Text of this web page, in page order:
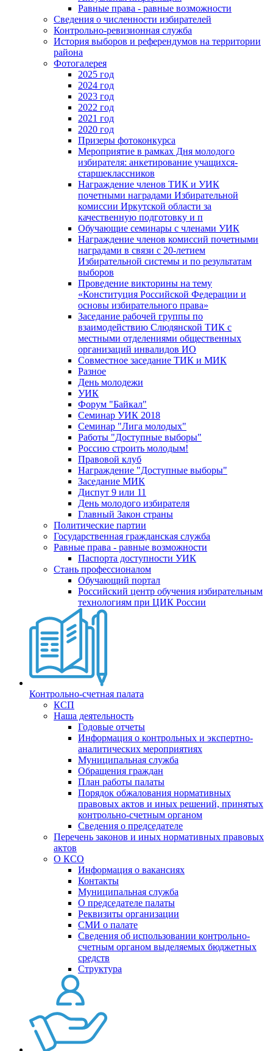
Равные права - равные возможности
Сведения о численности избирателей
Контрольно-ревизионная служба
История выборов и референдумов на территории
района
Фотогалерея
2025 год
2024 год
2023 год
2022 год
2021 год
2020 год
Призеры фотоконкурса
Мероприятие в рамках Дня молодого
избирателя: анкетирование учащихся-
старшеклассников
Награждение членов ТИК и УИК
почетными наградами Избирательной
комиссии Иркутской области за
качественную подготовку и п
Обучающие семинары с членами УИК
Награждение членов комиссий почетными
наградами в связи с 20-летием
Избирательной системы и по результатам
выборов
Проведение викторины на тему
«Конституция Российской Федерации и
основы избирательного права»
Заседание рабочей группы по
взаимодействию Слюдянской ТИК с
местными отделениями общественных
организаций инвалидов ИО
Совместное заседание ТИК и МИК
Разное
День молодежи
УИК
Форум "Байкал"
Семинар УИК 2018
Семинар "Лига молодых"
Работы "Доступные выборы"
Россию строить молодым!
Правовой клуб
Награждение "Доступные выборы"
Заседание МИК
Диспут 9 или 11
День молодого избирателя
Главный Закон страны
Политические партии
Государственная гражданская служба
Равные права - равные возможности
Паспорта доступности УИК
Стань профессионалом
Обучающий портал
Российский центр обучения избирательным
технологиям при ЦИК России
Контрольно-счетная палата
КСП
Наша деятельность
Годовые отчеты
Информация о контрольных и экспертно-
аналитических мероприятиях
Муниципальная служба
Обращения граждан
План работы палаты
Порядок обжалования нормативных
правовых актов и иных решений, принятых
контрольно-счетным органом
Сведения о председателе
Перечень законов и иных нормативных правовых
актов
О КСО
Информация о вакансиях
Контакты
Муниципальная служба
О председателе палаты
Реквизиты организации
СМИ о палате
Сведения об использовании контрольно-
счетным органом выделяемых бюджетных
средств
Структура